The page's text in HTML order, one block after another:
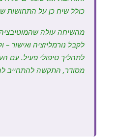
כולל שיח כן על התחושות
מהשיחה עולה
לקבל נורמליזציה ואישור –
לתהליך טיפולי פעיל. עם
מסודר, התקשה להתחייב